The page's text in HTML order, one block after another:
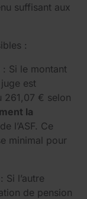
suffisant aux
:
: Si le montant
est
261,07 € selon
la
l’ASF. Ce
minimal pour
: Si l’autre
de pension